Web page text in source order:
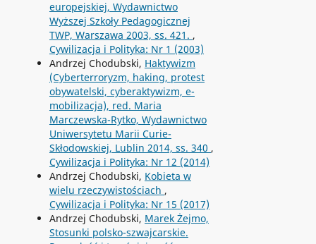
europejskiej, Wydawnictwo
Wyższej Szkoły Pedagogicznej
TWP, Warszawa 2003, ss. 421. ,
Cywilizacja i Polityka: Nr 1 (2003)
Andrzej Chodubski, Haktywizm
(Cyberterroryzm, haking, protest
obywatelski, cyberaktywizm, e-
mobilizacja), red. Maria
Marczewska-Rytko, Wydawnictwo
Uniwersytetu Marii Curie-
Skłodowskiej, Lublin 2014, ss. 340 ,
Cywilizacja i Polityka: Nr 12 (2014)
Andrzej Chodubski, Kobieta w
wielu rzeczywistościach ,
Cywilizacja i Polityka: Nr 15 (2017)
Andrzej Chodubski, Marek Żejmo,
Stosunki polsko-szwajcarskie.